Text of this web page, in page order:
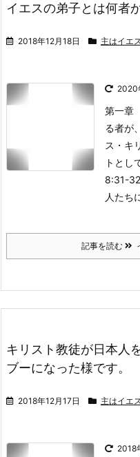
イエスの弟子とは何者
2018年12月18日 主はイエ
2020
第一章
る者が
ス・キ
トとし
8:31-32
人たち
記事を読む
キリスト教徒が日本人
ブーになった様です。
2018年12月17日 主はイエ
2018